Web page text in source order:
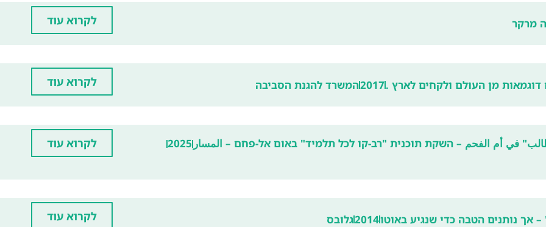
מרקר לקרוא עוד
דוגמאות מן העולם ולקחים לארץ .2017המשרד להגנת הסביבה לקרוא עוד
في أم الفحم – השקת תוכנית "רב-קו לכל תלמיד" באום אל-פחם – المسار 2025
לקרוא עוד
אך נותנים הטבה כדי שנגיע באוטו2014גלובס לקרוא עוד